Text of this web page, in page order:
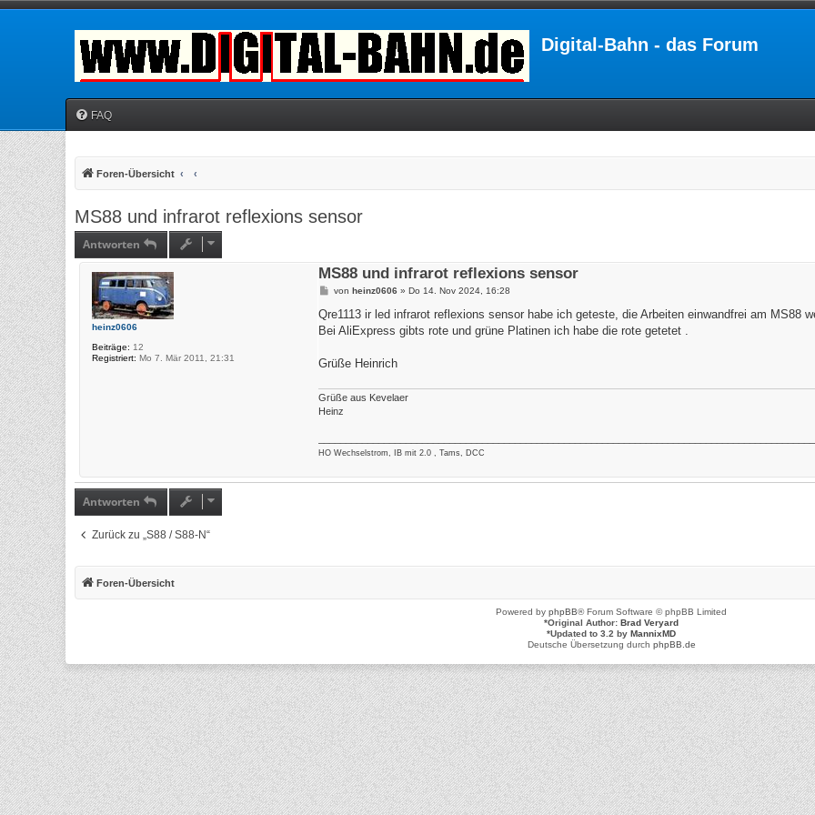
Digital-Bahn - das Forum
FAQ
Foren-Übersicht
MS88 und infrarot reflexions sensor
Antworten
heinz0606
Beiträge: 12
Registriert: Mo 7. Mär 2011, 21:31
MS88 und infrarot reflexions sensor
B
i
r
von heinz0606 » Do 14. Nov 2024, 16:28
Qre1113 ir led infrarot reflexions sensor habe ich geteste, die Arbeiten einwandfrei am MS88
Bei AliExpress gibts rote und grüne Platinen ich habe die rote getetet .
Grüße Heinrich
Grüße aus Kevelaer
Heinz
HO Wechselstrom, IB mit 2.0 , Tams, DCC
Antworten
Zurück zu „S88 / S88-N“
Foren-Übersicht
Powered by phpBB® Forum Software © phpBB Limited
*Original Author: Brad Veryard
*Updated to 3.2 by MannixMD
Deutsche Übersetzung durch phpBB.de